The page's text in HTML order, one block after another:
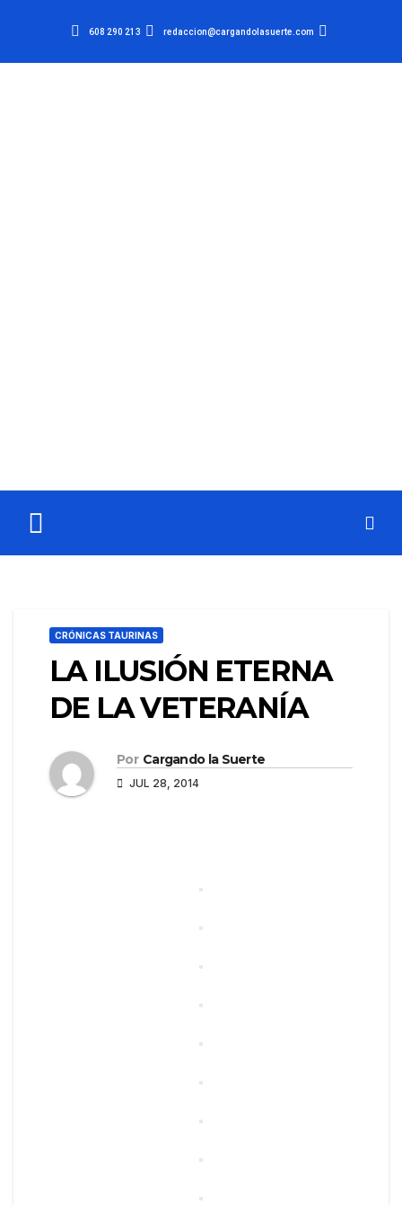
608 290 213 redaccion@cargandolasuerte.com
CRÓNICAS TAURINAS
LA ILUSIÓN ETERNA
DE LA VETERANÍA
Por Cargando la Suerte
JUL 28, 2014